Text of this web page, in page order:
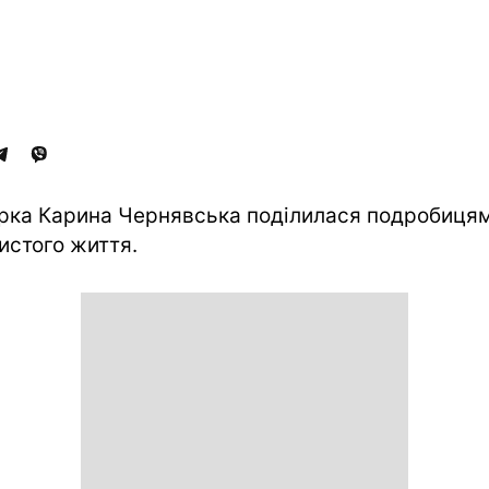
Карина Чернявська поділилася
життя.